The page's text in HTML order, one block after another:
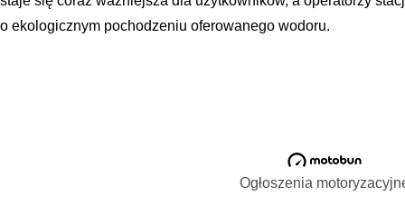
o ekologicznym pochodzeniu oferowanego wodoru.
Ogłoszenia